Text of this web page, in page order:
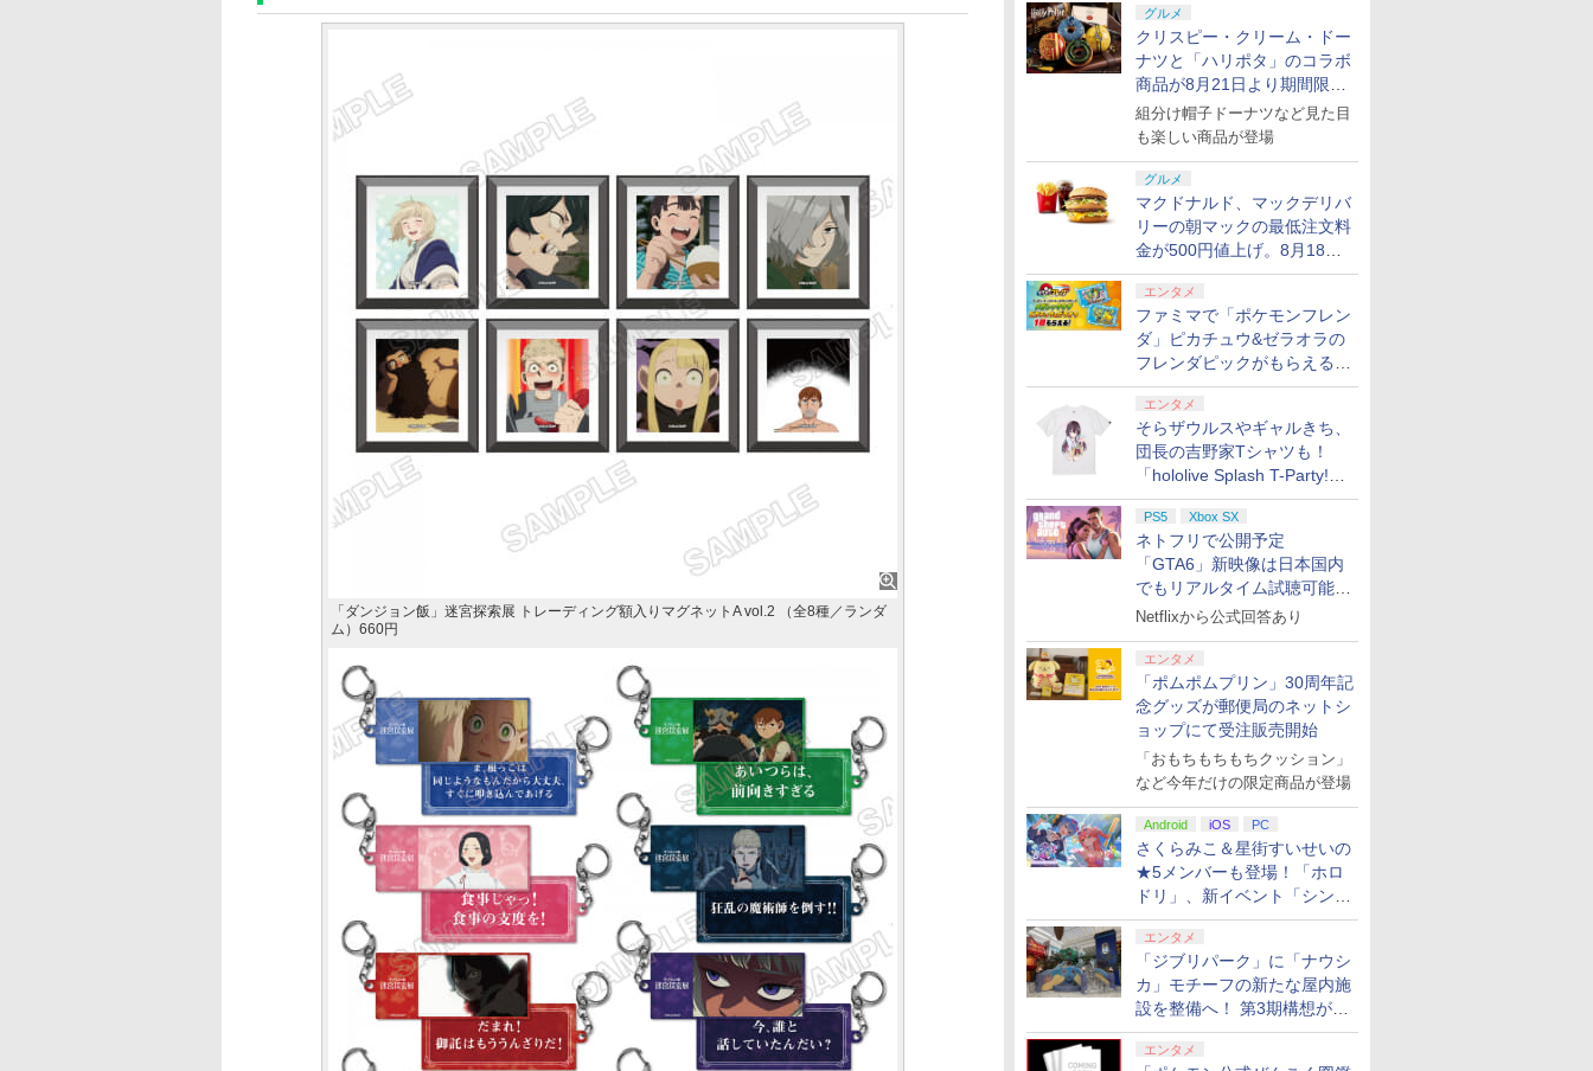
グルメ
クリスピー・クリーム・ドー
ナツと「ハリポタ」のコラボ
商品が8月21日より期間限定
で発売
組分け帽子ドーナツなど見た目
も楽しい商品が登場
グルメ
マクドナルド、マックデリバ
リーの朝マックの最低注文料
金が500円値上げ。8月18日
より1,500円から受付
エンタメ
ファミマで「ポケモンフレン
ダ」ピカチュウ&ゼラオラの
フレンダピックがもらえるキ
ャンペーン開催！
エンタメ
そらザウルスやギャルきち、
団長の吉野家Tシャツも！
「hololive Splash T-Party!」
全Tシャツラインナップ公開
＆オンライン販売開始
PS5 Xbox SX
ネトフリで公開予定
「GTA6」新映像は日本国内
でもリアルタイム試聴可能。
しかも日本語字幕付き
Netflixから公式回答あり
エンタメ
「ポムポムプリン」30周年記
念グッズが郵便局のネットシ
ョップにて受注販売開始
「おもちもちもちクッション」
など今年だけの限定商品が登場
Android iOS PC
さくらみこ＆星街すいせいの
★5メンバーも登場！「ホロ
ドリ」、新イベント「シンク
ロする夏のスパークル」がス
タート
エンタメ
「ジブリパーク」に「ナウシ
カ」モチーフの新たな屋内施
設を整備へ！ 第3期構想が公
開
エンタメ
「ダンジョン飯」迷宮探索展 トレーディング額入りマグネットA vol.2 （全8種／ランダ
ム）660円